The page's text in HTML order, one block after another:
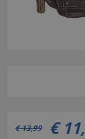
€ 13,99 € 11,